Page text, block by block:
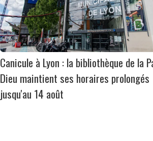
Canicule à Lyon : la bibliothèque de la
Dieu maintient ses horaires prolongés
jusqu'au 14 août